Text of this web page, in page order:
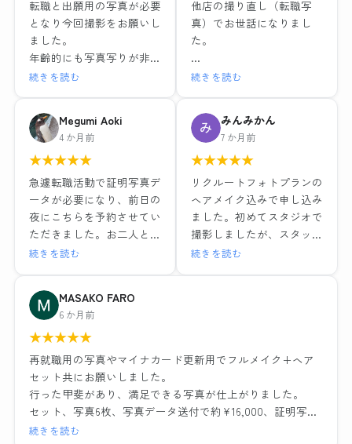
転職と出願用の写真が必要
となり今回撮影をお願いし
ました。
年齢的にも写真写りが非常
に気になるため、お店の比
やサービスそれぞれ特徴が
ある中で、こちらのお店で
お世話になりました。結果
的にとても満足しました。
1組ごとの撮影で落ち着い
た環境と、ヘアメイクや撮
影も担当の方がとても丁寧
な対応でした。レタッチも
その場で説明を受けながら
多く頂けました。お二人に
感謝の気持ちでいっぱいで
す。
続きを読む
他店の撮り直し（転職写
真）でお世話になりまし
た。
リクルートフォトプラン＋
レタッチ強度別・背景3種
類のデータと写真6枚で
15,979円（税込）
ヘアメイクも撮影もレタッ
チも全て大満足でした！！
最近よくある就活写真専門
のチェーン店とは一つ一つ
の工程の丁寧さが全然違い
くださるので、他店でガッ
カリした経験がある方には
是非おすすめしたい。
わたしのように撮り直しで
続きを読む
Megumi Aoki
4 か月前
★★★★★
急遽転職活動で証明写真デ
ータが必要になり、前日の
夜にこちらを予約させてい
ただきました。お二人とも
とても優しい方でメイクも
はそのまま社員証に使って
も問題ないくらい綺麗に仕
上げていただき、データも
即日送っていただけたので
大変助かりました。
ノーメイクで、と準備のと
ころに記載されてましたが
どうしても眉だけは描いて
続きを読む
みんみかん
7 か月前
★★★★★
リクルートフォトプランの
ヘアメイク込みで申し込み
ました。初めてスタジオで
撮影しましたが、スタッフ
の方が笑顔で話しやすい雰
にも答えていただきとても
撮影の時に顔の角度や傾
き、服や髪の毛の乱れなど
続きを読む
MASAKO FARO
6 か月前
★★★★★
再就職用の写真やマイナカード更新用でフルメイク+ヘア
セット共にお願いしました。
行った甲斐があり、満足できる写真が仕上がりました。
セット、写真6枚、写真データ送付で約¥16,000、証明写真
のボックスに入って撮れば数百円・・・決して安くはあり
続きを読む